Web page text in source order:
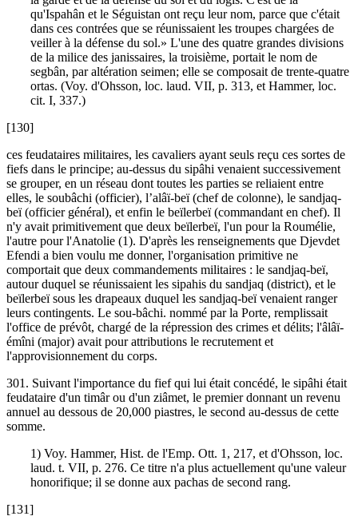
qu'Ispahân et le Séguistan ont reçu leur nom, parce que c'était
dans ces contrées que se réunissaient les troupes chargées de
veiller à la défense du sol.» L'une des quatre grandes divisions
de la milice des janissaires, la troisième, portait le nom de
segbân, par altération seimen; elle se composait de trente-quatre
ortas. (Voy. d'Ohsson, loc. laud. VII, p. 313, et Hammer, loc.
cit. I, 337.)
[130]
ces feudataires militaires, les cavaliers ayant seuls reçu ces sortes de
fiefs dans le principe; au-dessus du sipâhi venaient successivement
se grouper, en un réseau dont toutes les parties se reliaient entre
elles, le soubâchi (officier), l’alâï-beï (chef de colonne), le sandjaq-
beï (officier général), et enfin le beïlerbeï (commandant en chef). Il
n'y avait primitivement que deux beïlerbeï, l'un pour la Roumélie,
l'autre pour l'Anatolie (1). D'après les renseignements que Djevdet
Efendi a bien voulu me donner, l'organisation primitive ne
comportait que deux commandements militaires : le sandjaq-beï,
autour duquel se réunissaient les sipahis du sandjaq (district), et le
beïlerbeï sous les drapeaux duquel les sandjaq-beï venaient ranger
leurs contingents. Le sou-bâchi. nommé par la Porte, remplissait
l'office de prévôt, chargé de la répression des crimes et délits; l'âlâï-
émîni (major) avait pour attributions le recrutement et
l'approvisionnement du corps.
301. Suivant l'importance du fief qui lui était concédé, le sipâhi était
feudataire d'un timâr ou d'un ziâmet, le premier donnant un revenu
annuel au dessous de 20,000 piastres, le second au-dessus de cette
somme.
1) Voy. Hammer, Hist. de l'Emp. Ott. 1, 217, et d'Ohsson, loc.
laud. t. VII, p. 276. Ce titre n'a plus actuellement qu'une valeur
honorifique; il se donne aux pachas de second rang.
[131]